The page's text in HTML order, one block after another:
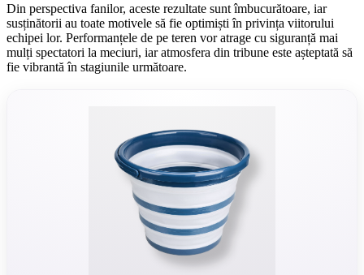
Din perspectiva fanilor, aceste rezultate sunt îmbucurătoare, iar
susținătorii au toate motivele să fie optimiști în privința viitorului
echipei lor. Performanțele de pe teren vor atrage cu siguranță mai
mulți spectatori la meciuri, iar atmosfera din tribune este așteptată să
fie vibrantă în stagiunile următoare.